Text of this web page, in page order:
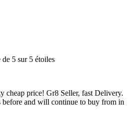
5 sur 5 étoiles
cheap price! Gr8 Seller, fast Delivery.
before and will continue to buy from in